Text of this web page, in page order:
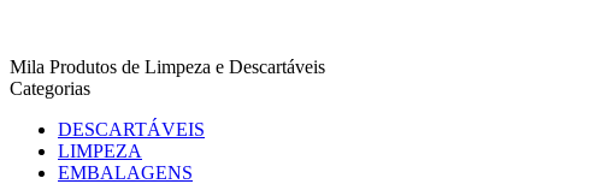
Mila Produtos de Limpeza e Descartáveis
Categorias
DESCARTÁVEIS
LIMPEZA
EMBALAGENS